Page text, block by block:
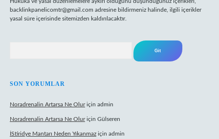
backlinkpanelicomtr@gmail.com adresine bildirmeniz halinde, ilgili içerikler
yasal süre içerisinde sitemizden kaldırılacaktır.
SON YORUMLAR
Noradrenalin Artarsa Ne Oluriçin admin
Noradrenalin Artarsa Ne Oluriçin Gülseren
İStiridye Mantarı Neden Yıkanmaz için admin